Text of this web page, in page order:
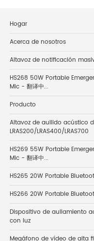
Hogar
Acerca de nosotros
Altavoz de notificación
HS268 50W Portable
Mic - 翻译中...
Producto
Altavoz de aullido acústico
LRAS200/LRAS400/LRAS700
HS269 55W Portable
Mic - 翻译中...
HS265 20W Portable
HS266 20W Portable
Dispositivo de aullamiento
con luz
Megáfono de vídeo de alta